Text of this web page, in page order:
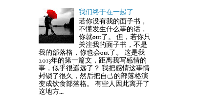
我们终于在一起了
若你没有我的面子书，
不懂发生什么事的话，
你就out了。 但，若你只
关注我的面子书，不是
我的部落格，你也会out了。 这是我
2013年的第一篇文，距离我写感情的
事，似乎很遥远了？ 我把感情这事情
封锁了很久，然后把自己的部落格演
变成饮食部落格。 有些人因此离开了
这地方...